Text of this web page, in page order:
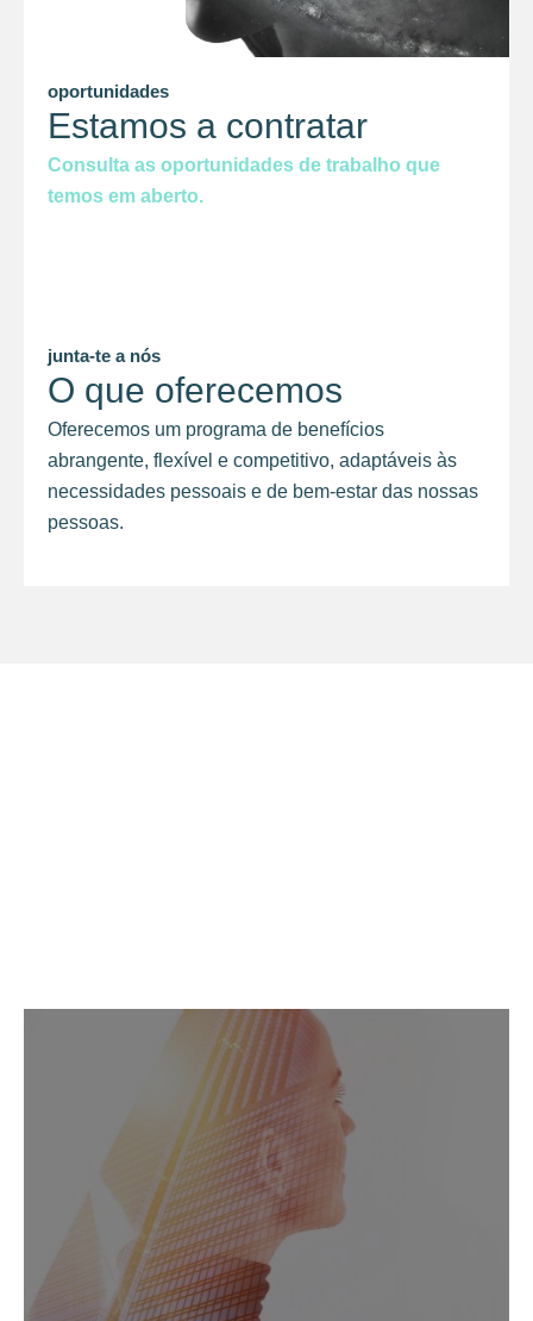
oportunidades
Estamos a contratar
Consulta as oportunidades de trabalho que
temos em aberto.
junta-te a nós
O que oferecemos
Oferecemos um programa de benefícios
abrangente, flexível e competitivo, adaptáveis às
necessidades pessoais e de bem-estar das nossas
pessoas.